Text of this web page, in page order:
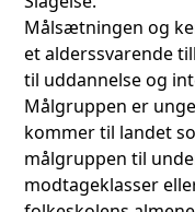
Målsætningen og
et alderssvarende
til uddannelse og
Målgruppen er
kommer til landet
målgruppen til
modtageklasser